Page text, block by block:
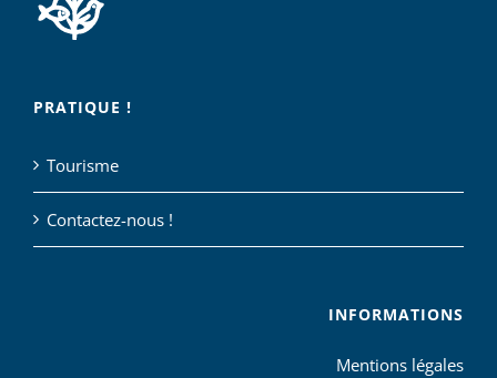
PRATIQUE !
Tourisme
Contactez-nous !
INFORMATIONS
Mentions légales